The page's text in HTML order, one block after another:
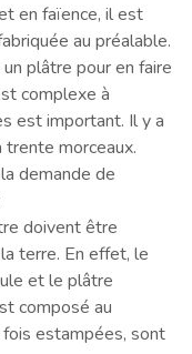
en faïence, il est
au préalable.
plâtre pour en faire
complexe à
est important. Il y a
morceaux.
demande de
doivent être
terre. En effet, le
et le plâtre
composé au
fois estampées, sont